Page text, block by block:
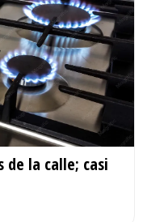
de la calle; casi